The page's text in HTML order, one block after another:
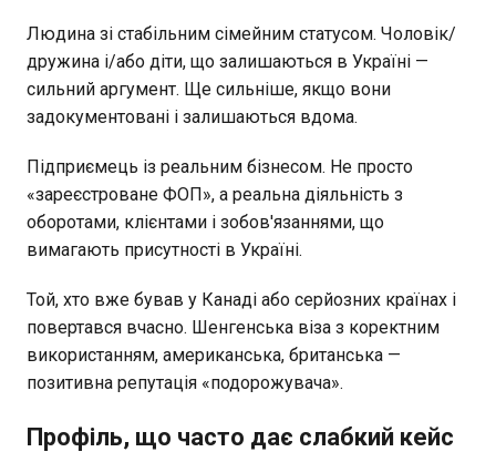
Людина зі стабільним сімейним статусом. Чоловік/
дружина і/або діти, що залишаються в Україні —
сильний аргумент. Ще сильніше, якщо вони
задокументовані і залишаються вдома.
Підприємець із реальним бізнесом. Не просто
«зареєстроване ФОП», а реальна діяльність з
оборотами, клієнтами і зобов'язаннями, що
вимагають присутності в Україні.
Той, хто вже бував у Канаді або серйозних країнах і
повертався вчасно. Шенгенська віза з коректним
використанням, американська, британська —
позитивна репутація «подорожувача».
Профіль, що часто дає слабкий кейс